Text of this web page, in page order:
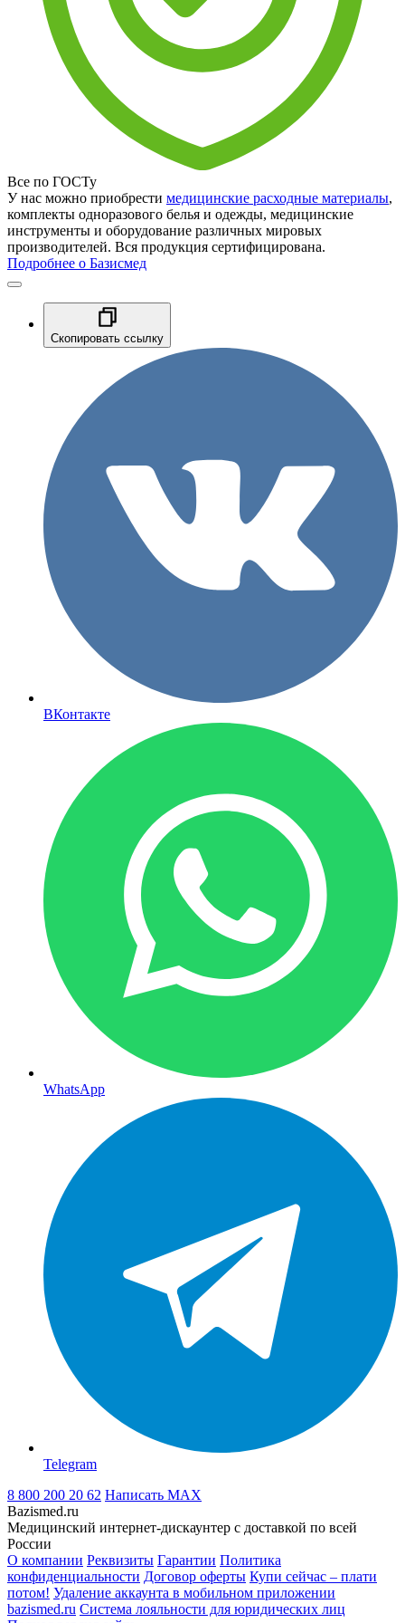
Все по ГОСТу
У нас можно приобрести медицинские расходные материалы,
комплекты одноразового белья и одежды, медицинские
инструменты и оборудование различных мировых
производителей. Вся продукция сертифицирована.
Подробнее о Базисмед
Скопировать ссылку
ВКонтакте
WhatsApp
Telegram
8 800 200 20 62 Написать MAX
Bazismed.ru
Медицинский интернет-дискаунтер с доставкой по всей
России
О компании Реквизиты Гарантии Политика
конфиденциальности Договор оферты Купи сейчас – плати
потом! Удаление аккаунта в мобильном приложении
bazismed.ru Система лояльности для юридических лиц